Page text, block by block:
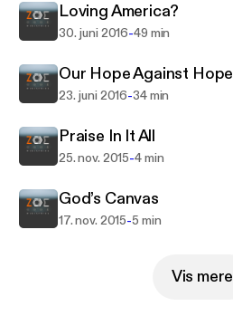
Loving America?
30. juni 2016-49 min
Our Hope Against Hope
23. juni 2016-34 min
Praise In It All
25. nov. 2015-4 min
God’s Canvas
17. nov. 2015-5 min
Vis mere